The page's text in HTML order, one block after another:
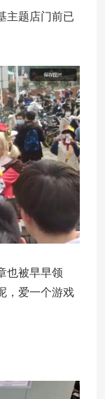
主题店门前已
也被早早领
，爱一个游戏